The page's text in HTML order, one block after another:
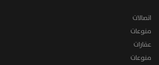
اتصالات
منوعات
عقارات
منوعات